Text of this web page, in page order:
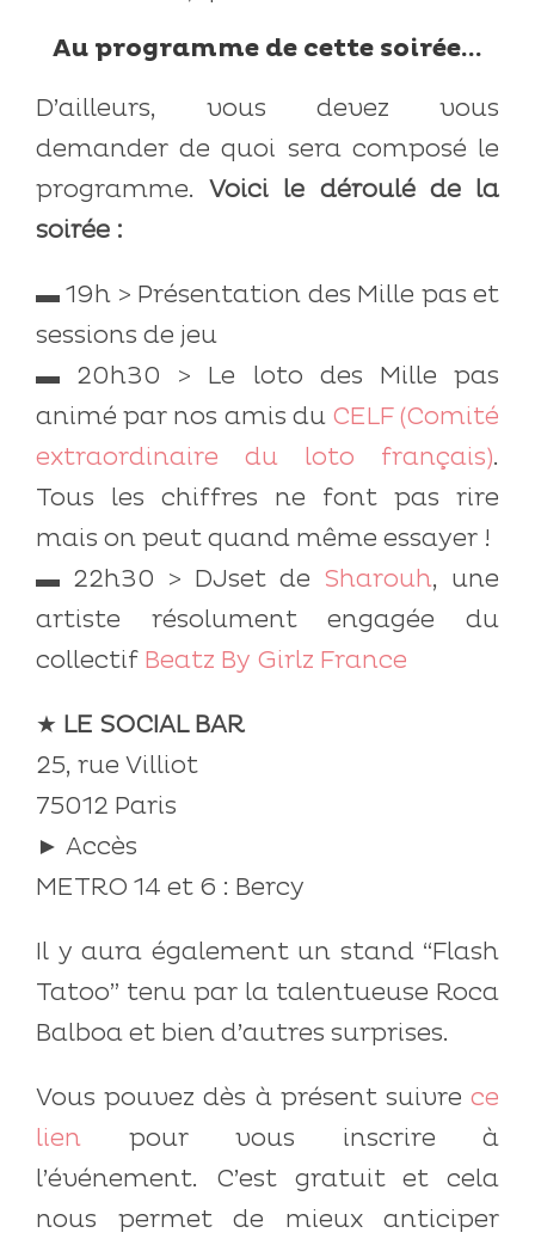
Au programme de cette soirée…
D’ailleurs, vous devez vous
demander de quoi sera composé le
programme.Voici le déroulé de la
soirée :
▬ 19h > Présentation des Mille pas et
sessions de jeu
▬ 20h30 > Le loto des Mille pas
animé par nos amis du CELF (Comité
extraordinaire du loto français).
Tous les chiffres ne font pas rire
mais on peut quand même essayer !
▬ 22h30 > DJset de Sharouh, une
artiste résolument engagée du
collectif Beatz By Girlz France
★ LE SOCIAL BAR
25, rue Villiot
75012 Paris
► Accès
METRO 14 et 6 : Bercy
Il y aura également un stand “Flash
Tatoo” tenu par la talentueuse Roca
Balboa et bien d’autres surprises.
Vous pouvez dès à présent suivre ce
lien pour vous inscrire à
l’événement. C’est gratuit et cela
nous permet de mieux anticiper